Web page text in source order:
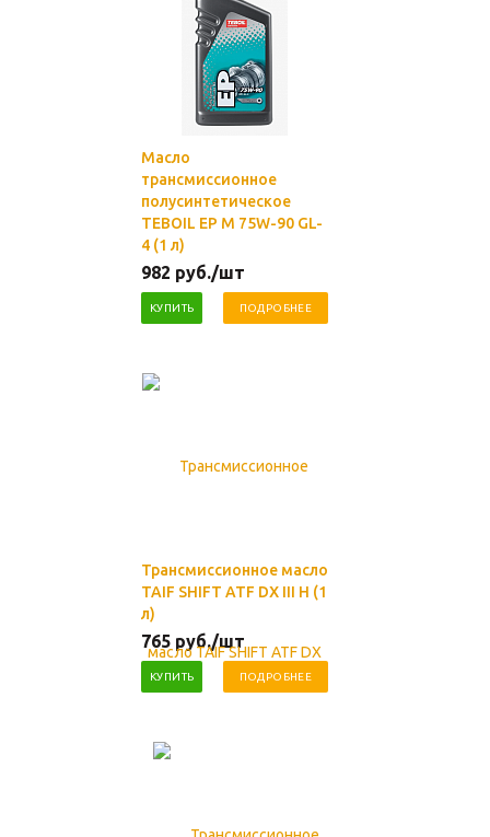
Масло
трансмиссионное
полусинтетическое
TEBOIL EP M 75W-90 GL-
4 (1 л)
982 руб./шт
КУПИТЬ ПОДРОБНЕЕ
Трансмиссионное масло
TAIF SHIFT ATF DX III H (1
л)
765 руб./шт
КУПИТЬ ПОДРОБНЕЕ